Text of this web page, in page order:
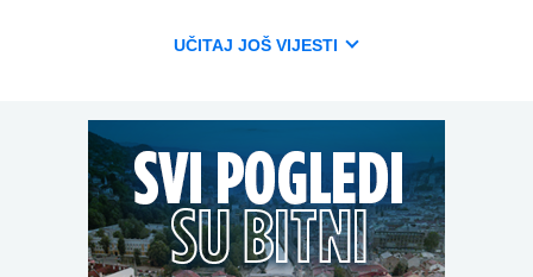
UČITAJ JOŠ VIJESTI